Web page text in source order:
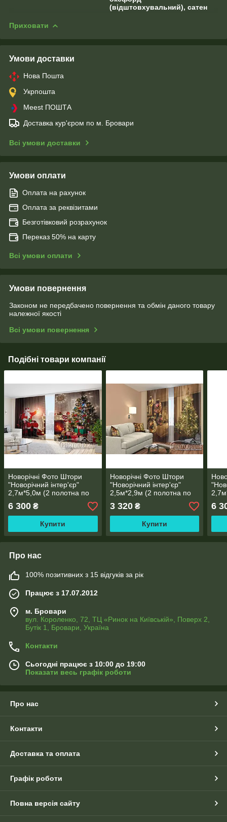
(відштовхувальний), сатен
Приховати
Умови доставки
Нова Пошта
Укрпошта
Meest ПОШТА
Доставка кур'єром по м. Бровари
Всі умови доставки
Умови оплати
Оплата на рахунок
Оплата за реквізитами
Безготівковий розрахунок
Переказ 50% на карту
Всі умови оплати
Умови повернення
Законом не передбачено повернення та обмін даного товару
належної якості
Всі умови повернення
Подібні товари компанії
Новорічні Фото Штори
"Новорічний інтер'єр"
2,7м*5,0м (2 полотна по
6 300 ₴
Купити
Новорічні Фото Штори
"Новорічний інтер'єр"
2,5м*2,9м (2 полотна по
3 320₴
Купити
6
Про нас
100% позитивних з 15 відгуків за рік
Працює з 17.07.2012
м. Бровари
вул. Короленко, 72, ТЦ «Ринок на Київській», Поверх 2,
Бутік 1, Бровари, Україна
Контакти
Сьогодні працює з 10:00 до 19:00
Показати весь графік роботи
Про нас
Контакти
Доставка та оплата
Графік роботи
Повна версія сайту